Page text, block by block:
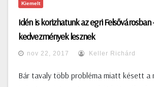
Kiemelt
Idén is korizhatunk az egri Felsővárosban
kedvezmények lesznek
nov 22, 2017 Keller Richárd
Bár tavaly több probléma miatt késett a